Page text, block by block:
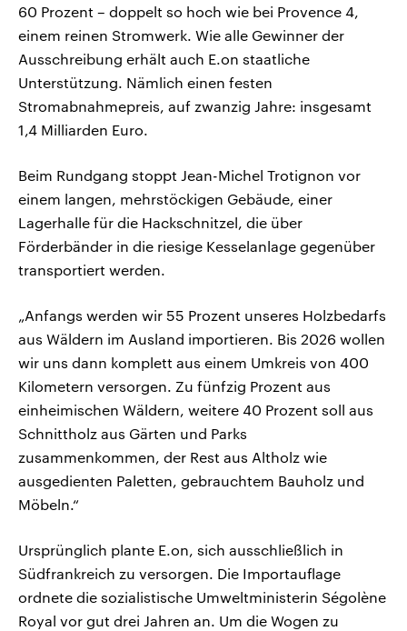
60 Prozent – doppelt so hoch wie bei Provence 4,
einem reinen Stromwerk. Wie alle Gewinner der
Ausschreibung erhält auch E.on staatliche
Unterstützung. Nämlich einen festen
Stromabnahmepreis, auf zwanzig Jahre: insgesamt
1,4 Milliarden Euro.
Beim Rundgang stoppt Jean-Michel Trotignon vor
einem langen, mehrstöckigen Gebäude, einer
Lagerhalle für die Hackschnitzel, die über
Förderbänder in die riesige Kesselanlage gegenüber
transportiert werden.
„Anfangs werden wir 55 Prozent unseres Holzbedarfs
aus Wäldern im Ausland importieren. Bis 2026 wollen
wir uns dann komplett aus einem Umkreis von 400
Kilometern versorgen. Zu fünfzig Prozent aus
einheimischen Wäldern, weitere 40 Prozent soll aus
Schnittholz aus Gärten und Parks
zusammenkommen, der Rest aus Altholz wie
ausgedienten Paletten, gebrauchtem Bauholz und
Möbeln.“
Ursprünglich plante E.on, sich ausschließlich in
Südfrankreich zu versorgen. Die Importauflage
ordnete die sozialistische Umweltministerin Ségolène
Royal vor gut drei Jahren an. Um die Wogen zu